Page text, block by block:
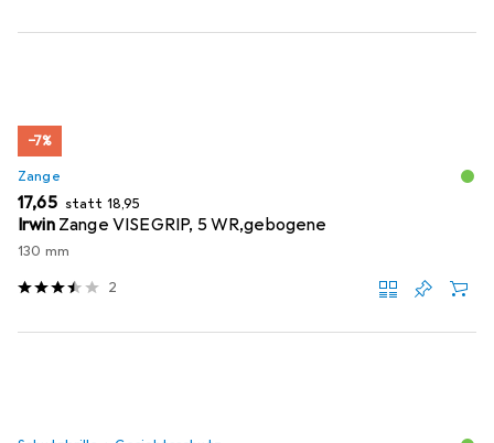
−7%
Zange
EUR
17,65 statt EUR
18,95
Irwin Zange VISEGRIP, 5 WR,gebogene
130 mm
2